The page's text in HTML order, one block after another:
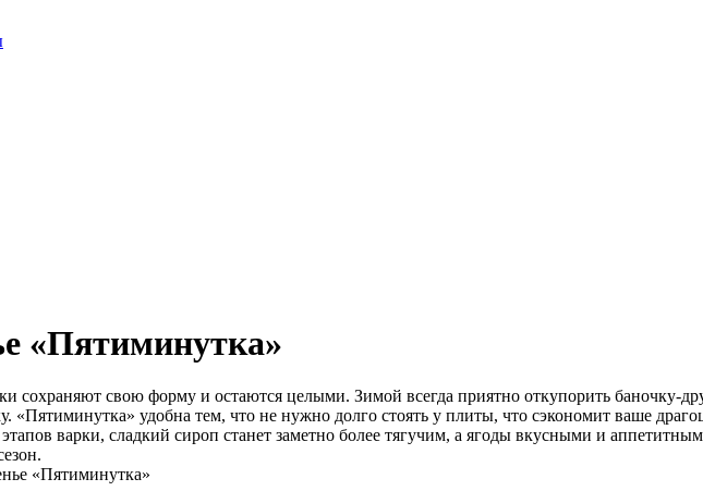
«Пятиминутка»
сохраняют свою форму и остаются целыми. Зимой всегда приятно откупорить баночку-
«Пятиминутка» удобна тем, что не нужно долго стоять у плиты, что сэкономит ваше
варки, сладкий сироп станет заметно более тягучим, а ягоды вкусными и
«Пятиминутка»